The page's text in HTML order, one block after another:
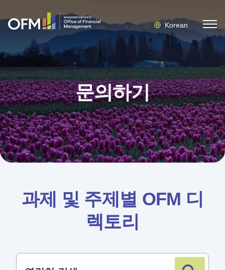
Korean
문의하기
과제 및 주제별 OFM 디
렉토리